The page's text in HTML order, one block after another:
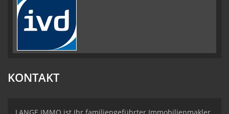
KONTAKT
LANGE IMMO ist Ihr familiengeführter Immobilienmakler